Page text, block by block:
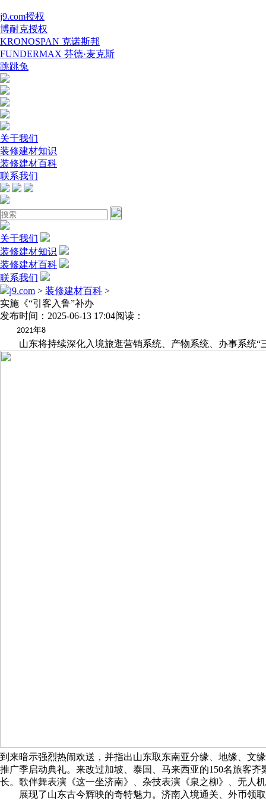
j9.com授权
博耐克授权
KRONOSPAN 克诺斯邦
FUNDERMAX 芬德·麦克斯
跳跳兔
关于我们
装修建材知识
装修建材百科
联系我们
关于我们
装修建材知识
装修建材百科
联系我们
j9.com > 装修建材百科 >
实施《“引客入鲁”补办
发布时间：2025-06-13 17:04阅读：
2021年8
山东将持续深化入境旅逛营销系统、产物系统、办事系统“
到来暗示强烈热闹欢送，并指出山东取东南亚分缘、地缘、文
推广季启动典礼。来改过加坡、泰国、马来西亚的150名旅客
长。歌伴舞表演《这一坐济南》、杂技表演《泉之柳》、无人
展现了山东古今辉映的奇特魅力。济南入境通关、外币领